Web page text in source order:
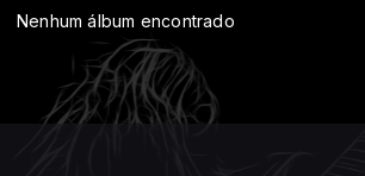
Nenhum álbum encontrado